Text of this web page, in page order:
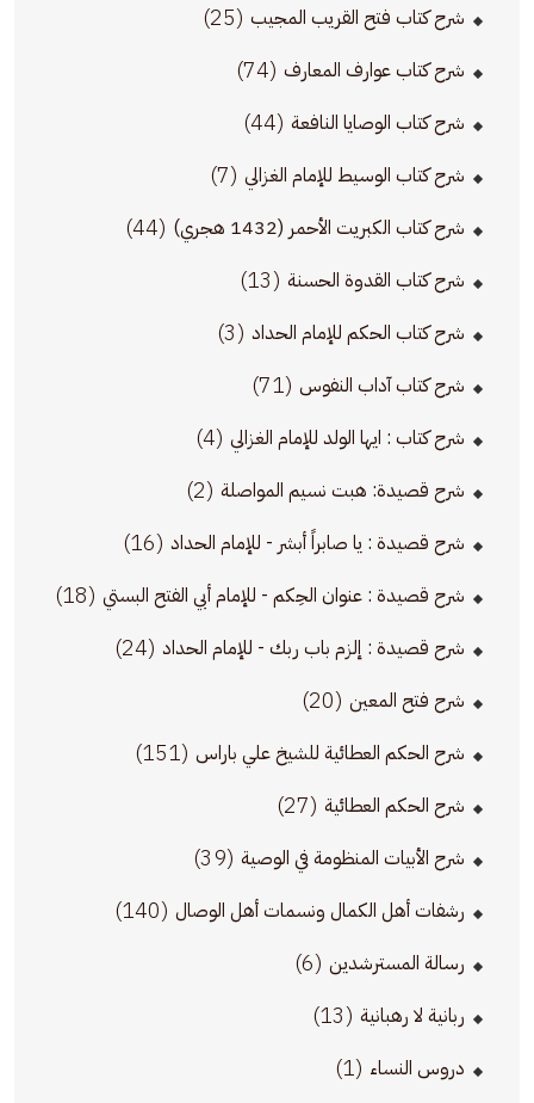
شرح كتاب فتح القريب المجيب (25)
شرح كتاب عوارف المعارف (74)
شرح كتاب الوصايا النافعة (44)
شرح كتاب الوسيط للإمام الغزالي (7)
شرح كتاب الكبريت الأحمر (1432 هجري) (44)
شرح كتاب القدوة الحسنة (13)
شرح كتاب الحكم للإمام الحداد (3)
شرح كتاب آداب النفوس (71)
شرح كتاب : ايها الولد للإمام الغزالي (4)
شرح قصيدة: هبت نسيم المواصلة (2)
شرح قصيدة : يا صابراً أبشر - للإمام الحداد (16)
شرح قصيدة : عنوان الحِكم - للإمام أبي الفتح البستي (18)
شرح قصيدة : إلزم باب ربك - للإمام الحداد (24)
شرح فتح المعين (20)
شرح الحكم العطائية للشيخ علي باراس (151)
شرح الحكم العطائية (27)
شرح الأبيات المنظومة في الوصية (39)
رشفات أهل الكمال ونسمات أهل الوصال (140)
رسالة المسترشدين (6)
ربانية لا رهبانية (13)
دروس النساء (1)